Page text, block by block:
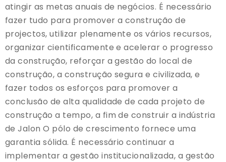
atingir as metas anuais de negócios. É necessário
fazer tudo para promover a construção de
projectos, utilizar plenamente os vários recursos,
organizar cientificamente e acelerar o progresso
da construção, reforçar a gestão do local de
construção, a construção segura e civilizada, e
fazer todos os esforços para promover a
conclusão de alta qualidade de cada projeto de
construção a tempo, a fim de construir a indústria
de Jalon O pólo de crescimento fornece uma
garantia sólida. É necessário continuar a
implementar a gestão institucionalizada, a gestão